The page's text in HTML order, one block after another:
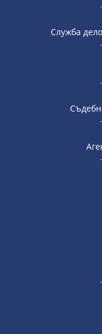
Служба